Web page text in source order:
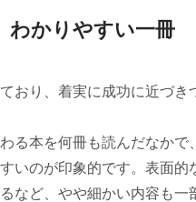
わかりやすい一冊
おり、着実に成功に近づき
る本を何冊も読んだなか
いのが印象的です。表面
など、やや細かい内容も一